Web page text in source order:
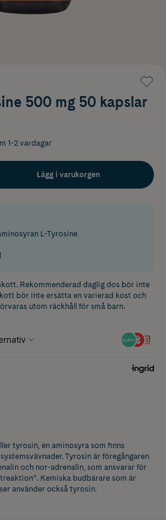
500 mg 50 kapslar
1-2 vardagar
Lägg i varukorgen
L-Tyrosine
Rekommenderad daglig dos bör inte
bör inte ersätta en varierad kost och
utom räckhåll för små barn.
tyrosin, en aminosyra som finns
Tyrosin är föregångaren
och nor-adrenalin, som ansvarar för
Kemiska budbärare som är
använder också tyrosin.